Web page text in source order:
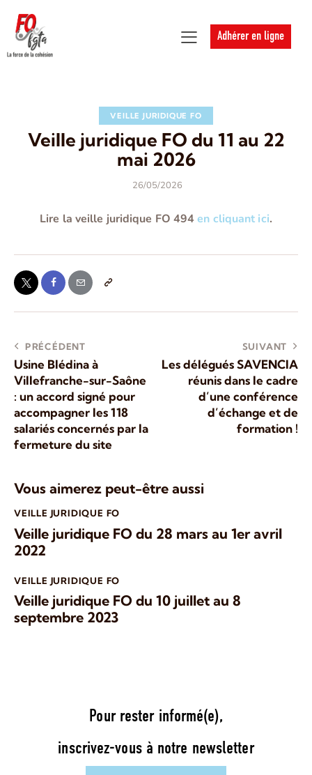
Adhérer en ligne
VEILLE JURIDIQUE FO
Veille juridique FO du 11 au 22
mai 2026
26/05/2026
Lire la veille juridique FO 494en cliquant ici.
PRÉCÉDENT
Usine Blédina à
Villefranche-sur-Saône
: un accord signé pour
accompagner les 118
salariés concernés par la
fermeture du site
SUIVANT
Les délégués SAVENCIA
réunis dans le cadre
d’une conférence
d’échange et de
formation !
Vous aimerez peut-être aussi
VEILLE JURIDIQUE FO
Veille juridique FO du 28 mars au 1er avril
2022
VEILLE JURIDIQUE FO
Veille juridique FO du 10 juillet au 8
septembre 2023
Pour rester informé(e),
inscrivez-vous à notre newsletter